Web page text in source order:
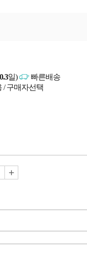
0.3일)
빠른배송
/ 구매자선택